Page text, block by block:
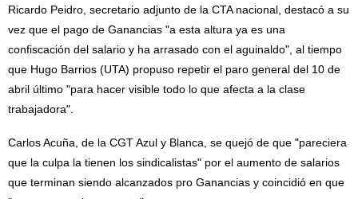
Ricardo Peidro, secretario adjunto de la CTA nacional, destacó a su
vez que el pago de Ganancias "a esta altura ya es una
confiscación del salario y ha arrasado con el aguinaldo", al tiempo
que Hugo Barrios (UTA) propuso repetir el paro general del 10 de
abril último "para hacer visible todo lo que afecta a la clase
trabajadora".
Carlos Acuña, de la CGT Azul y Blanca, se quejó de que "pareciera
que la culpa la tienen los sindicalistas" por el aumento de salarios
que terminan siendo alcanzados pro Ganancias y coincidió en que